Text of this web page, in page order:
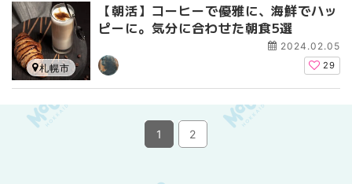
【朝活】コーヒーで優雅に、海鮮でハッ
ピーに。気分に合わせた朝食5選
2024.02.05
29
札幌市
1 2